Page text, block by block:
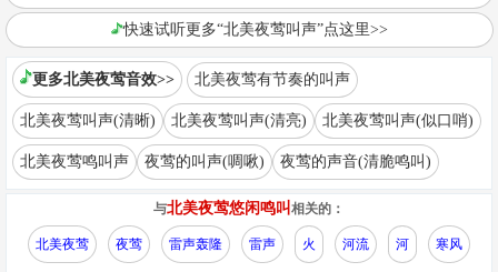
快速试听更多“北美夜莺叫声”点这里>>
更多北美夜莺音效>> 北美夜莺有节奏的叫声
北美夜莺叫声(清晰) 北美夜莺叫声(清亮) 北美夜莺叫声(似口哨)
北美夜莺鸣叫声 夜莺的叫声(啁啾) 夜莺的声音(清脆鸣叫)
与北美夜莺悠闲鸣叫 相关的：
北美夜莺 夜莺 雷声轰隆 雷声 火 河流 河 寒风